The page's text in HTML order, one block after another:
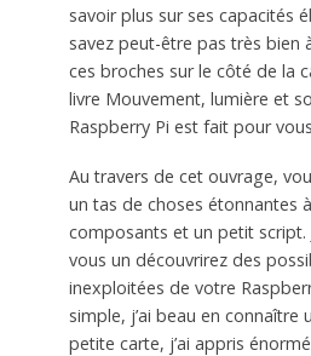
savoir plus sur ses capacités
savez peut-être pas très bien
ces broches sur le côté de la
livre Mouvement, lumière et
Raspberry Pi est fait pour
Au travers de cet ouvrage,
un tas de choses étonnantes
composants et un petit script.
vous un découvrirez des
inexploitées de votre
simple, j’ai beau en connaître
petite carte, j’ai appris